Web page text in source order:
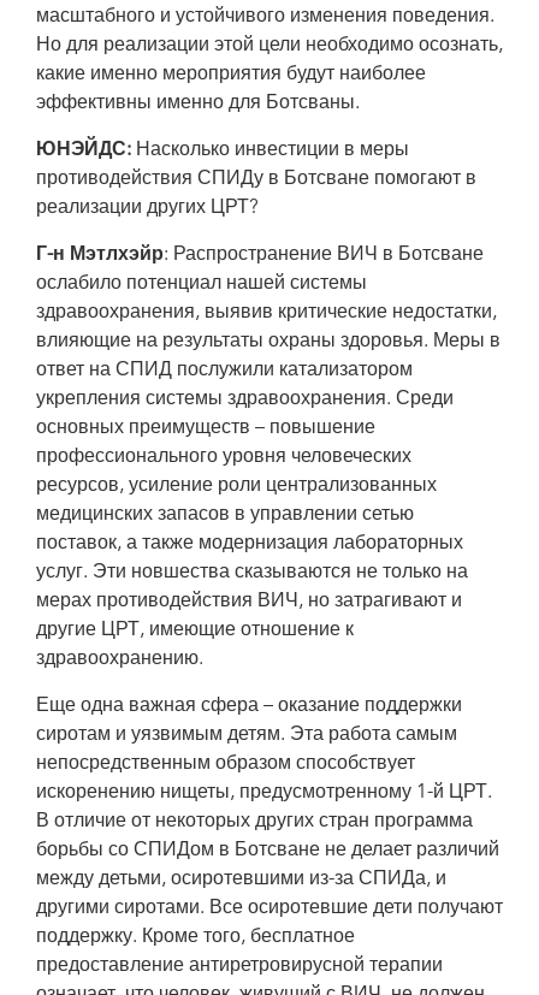
масштабного и устойчивого изменения поведения.
Но для реализации этой цели необходимо осознать,
какие именно мероприятия будут наиболее
эффективны именно для Ботсваны.
ЮНЭЙДС: Насколько инвестиции в меры
противодействия СПИДу в Ботсване помогают в
реализации других ЦРТ?
Г-н Мэтлхэйр: Распространение ВИЧ в Ботсване
ослабило потенциал нашей системы
здравоохранения, выявив критические недостатки,
влияющие на результаты охраны здоровья. Меры в
ответ на СПИД послужили катализатором
укрепления системы здравоохранения. Среди
основных преимуществ – повышение
профессионального уровня человеческих
ресурсов, усиление роли централизованных
медицинских запасов в управлении сетью
поставок, а также модернизация лабораторных
услуг. Эти новшества сказываются не только на
мерах противодействия ВИЧ, но затрагивают и
другие ЦРТ, имеющие отношение к
здравоохранению.
Еще одна важная сфера – оказание поддержки
сиротам и уязвимым детям. Эта работа самым
непосредственным образом способствует
искоренению нищеты, предусмотренному 1-й ЦРТ.
В отличие от некоторых других стран программа
борьбы со СПИДом в Ботсване не делает различий
между детьми, осиротевшими из-за СПИДа, и
другими сиротами. Все осиротевшие дети получают
поддержку. Кроме того, бесплатное
предоставление антиретровирусной терапии